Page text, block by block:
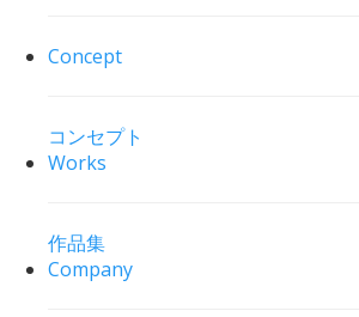
Concept
コンセプト
Works
作品集
Company